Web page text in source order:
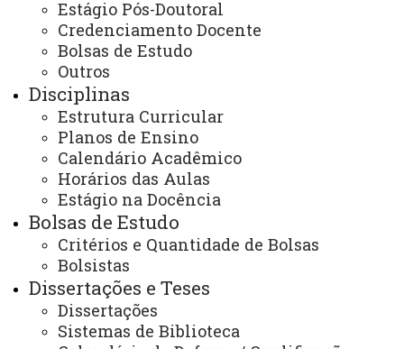
Estágio Pós-Doutoral
Credenciamento Docente
Bolsas de Estudo
Outros
Disciplinas
Estrutura Curricular
Planos de Ensino
Calendário Acadêmico
Horários das Aulas
Estágio na Docência
Bolsas de Estudo
Critérios e Quantidade de Bolsas
Bolsistas
Dissertações e Teses
Dissertações
Sistemas de Biblioteca
Você está aqui:Unioeste
PPGSS - Mestrado em Serviço Social - Toledo
Programa
Notícias
ACESSE
Acesso Restrito (Editores do Portal)
Arquivo Virtual
Bibliotecas
Identidade Visual
Mapa do Site